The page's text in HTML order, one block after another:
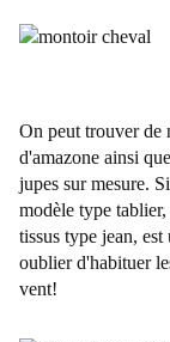
On peut trouver de
d'amazone ainsi
jupes sur mesure.
modèle type
tissus type jean,
oublier d'habituer
vent!